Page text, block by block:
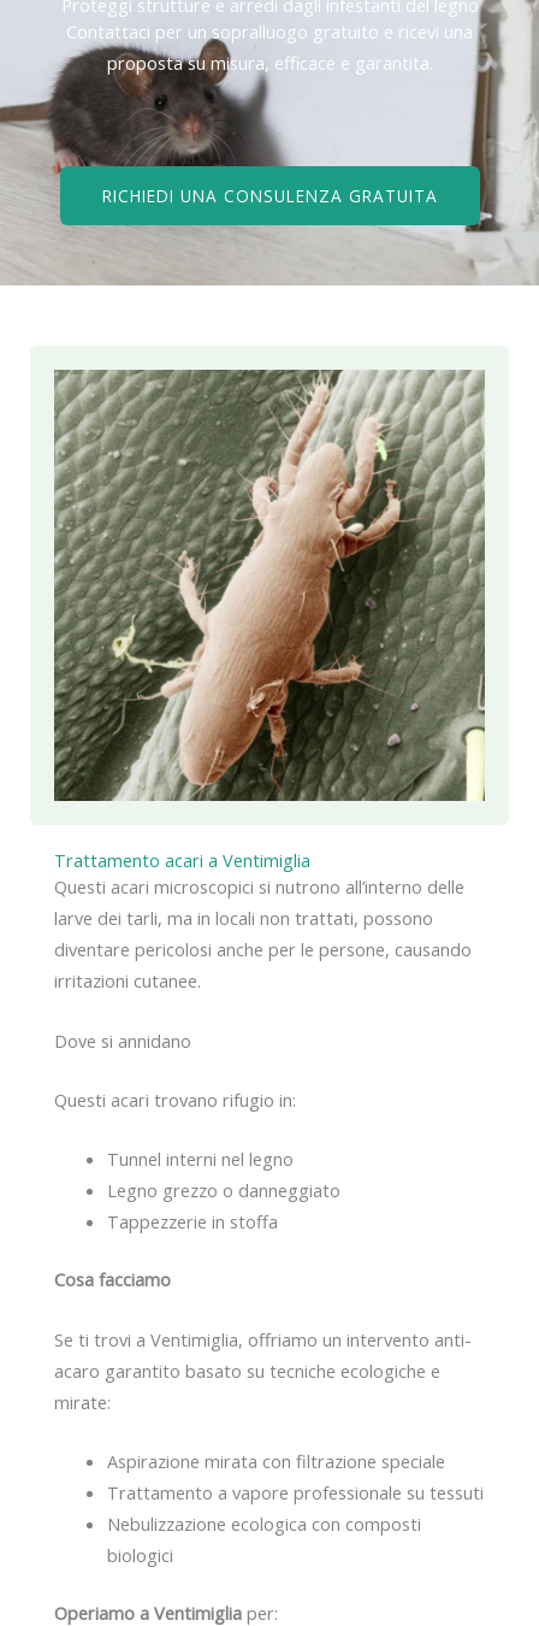
Contattaci per un sopralluogo gratuito e ricevi una
proposta su misura, efficace e garantita.
RICHIEDI UNA CONSULENZA GRATUITA
Trattamento acari a Ventimiglia
Questi acari microscopici si nutrono all’interno delle
larve dei tarli, ma in locali non trattati, possono
diventare pericolosi anche per le persone, causando
irritazioni cutanee.
Dove si annidano
Questi acari trovano rifugio in:
Tunnel interni nel legno
Legno grezzo o danneggiato
Tappezzerie in stoffa
Cosa facciamo
Se ti trovi a Ventimiglia, offriamo un intervento anti-
acaro garantito basato su tecniche ecologiche e
mirate:
Aspirazione mirata con filtrazione speciale
Trattamento a vapore professionale su tessuti
Nebulizzazione ecologica con composti
biologici
Operiamo a Ventimiglia per: